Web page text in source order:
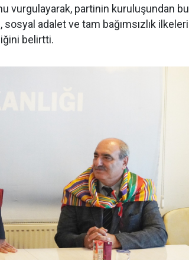
vurgulayarak, partinin kuruluşundan bu
adalet ve tam bağımsızlık ilkeleri
belirtti.